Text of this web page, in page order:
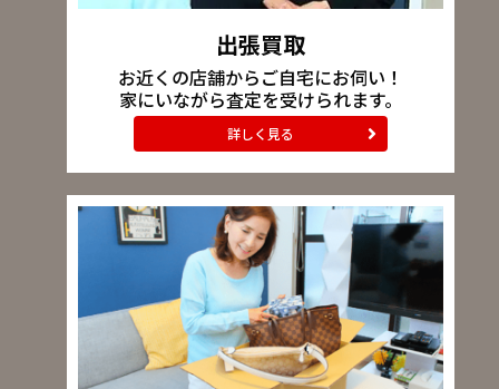
出張買取
お近くの店舗からご自宅にお伺い！
家にいながら査定を受けられます。
詳しく見る